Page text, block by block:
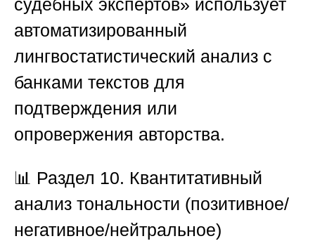
судебных экспертов» использует
автоматизированный
лингвостатистический анализ с
банками текстов для
подтверждения или
опровержения авторства.
📊 Раздел 10. Квантитативный
анализ тональности (позитивное/
негативное/нейтральное)